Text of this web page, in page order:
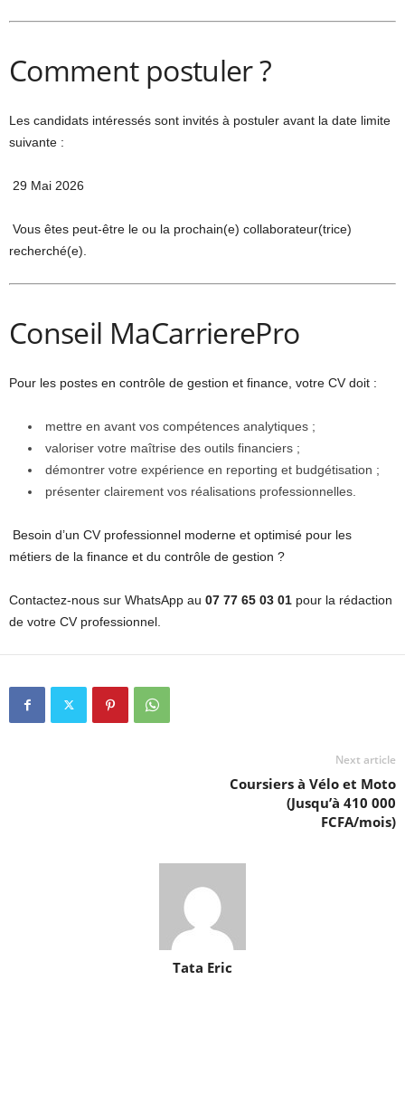
Comment postuler ?
Les candidats intéressés sont invités à postuler avant la date limite
suivante :
29 Mai 2026
Vous êtes peut-être le ou la prochain(e) collaborateur(trice)
recherché(e).
Conseil MaCarrierePro
Pour les postes en contrôle de gestion et finance, votre CV doit :
mettre en avant vos compétences analytiques ;
valoriser votre maîtrise des outils financiers ;
démontrer votre expérience en reporting et budgétisation ;
présenter clairement vos réalisations professionnelles.
Besoin d’un CV professionnel moderne et optimisé pour les
métiers de la finance et du contrôle de gestion ?
Contactez-nous sur WhatsApp au 07 77 65 03 01 pour la rédaction
de votre CV professionnel.
Next article
Coursiers à Vélo et Moto
(Jusqu’à 410 000
FCFA/mois)
Tata Eric